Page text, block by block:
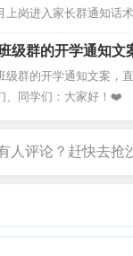
－２５ 更新Ｖ５
ｔ；开启ａｐｉ，网站
用ＡＰＩ协议－－保存
上岗进入家长群通知话
高通用详细篇)各位家长
个大家庭!我是班主任X
是我们共同的目标，为
请大家自觉遵守以下班
级群的开学通知文
级群的开学通知文案，
、同学们：大家好！
时间：9月1日...